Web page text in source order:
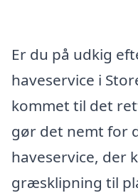
Er du på udkig
haveservice i
kommet til det
gør det nemt for
haveservice, der
græsklipning til